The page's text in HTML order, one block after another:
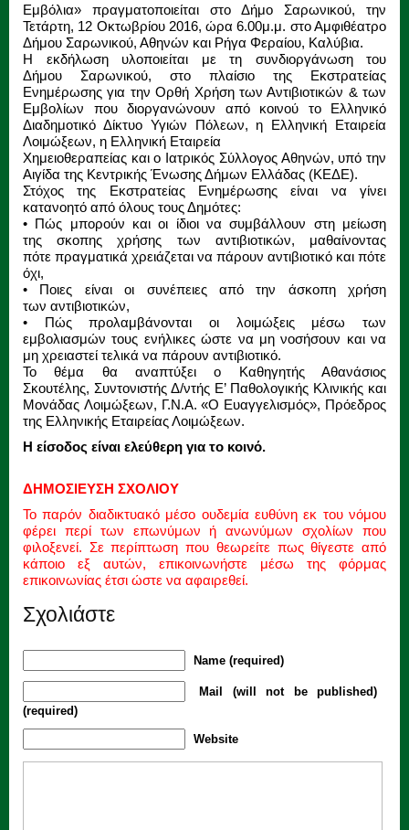
Εμβόλια» πραγματοποιείται στο Δήμο Σαρωνικού, την
Τετάρτη, 12 Οκτωβρίου 2016, ώρα 6.00μ.μ. στο Αμφιθέατρο
Δήμου Σαρωνικού, Αθηνών και Ρήγα Φεραίου, Καλύβια.
Η εκδήλωση υλοποιείται με τη συνδιοργάνωση του
Δήμου Σαρωνικού, στο πλαίσιο της Εκστρατείας
Ενημέρωσης για την Ορθή Χρήση των Αντιβιοτικών & των
Εμβολίων που διοργανώνουν από κοινού το Ελληνικό
Διαδημοτικό Δίκτυο Υγιών Πόλεων, η Ελληνική Εταιρεία
Λοιμώξεων, η Ελληνική Εταιρεία
Χημειοθεραπείας και ο Ιατρικός Σύλλογος Αθηνών, υπό την
Αιγίδα της Κεντρικής Ένωσης Δήμων Ελλάδας (ΚΕΔΕ).
Στόχος της Εκστρατείας Ενημέρωσης είναι να γίνει
κατανοητό από όλους τους Δημότες:
• Πώς μπορούν και οι ίδιοι να συμβάλλουν στη μείωση
της σκοπης χρήσης των αντιβιοτικών, μαθαίνοντας
πότε πραγματικά χρειάζεται να πάρουν αντιβιοτικό και πότε
όχι,
• Ποιες είναι οι συνέπειες από την άσκοπη χρήση
των αντιβιοτικών,
• Πώς προλαμβάνονται οι λοιμώξεις μέσω των
εμβολιασμών τους ενήλικες ώστε να μη νοσήσουν και να
μη χρειαστεί τελικά να πάρουν αντιβιοτικό.
Το θέμα θα αναπτύξει ο Καθηγητής Αθανάσιος
Σκουτέλης, Συντονιστής Δ/ντής Ε’ Παθολογικής Κλινικής και
Μονάδας Λοιμώξεων, Γ.Ν.Α. «Ο Ευαγγελισμός», Πρόεδρος
της Ελληνικής Εταιρείας Λοιμώξεων.
Η είσοδος είναι ελεύθερη για το κοινό.
ΔΗΜΟΣΙΕΥΣΗ ΣΧΟΛΙΟΥ
Το παρόν διαδικτυακό μέσο ουδεμία ευθύνη εκ του νόμου
φέρει περί των επωνύμων ή ανωνύμων σχολίων που
φιλοξενεί. Σε περίπτωση που θεωρείτε πως θίγεστε από
κάποιο εξ αυτών, επικοινωνήστε μέσω της φόρμας
επικοινωνίας έτσι ώστε να αφαιρεθεί.
Σχολιάστε
Name (required)
Mail (will not be published)
(required)
Website